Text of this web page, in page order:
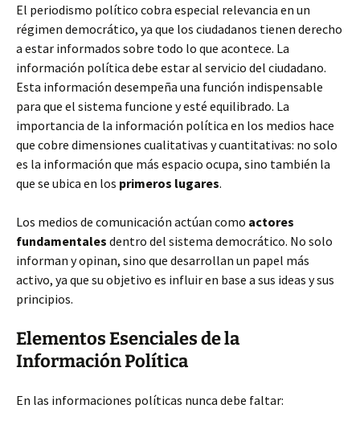
El periodismo político cobra especial relevancia en un
régimen democrático, ya que los ciudadanos tienen derecho
a estar informados sobre todo lo que acontece. La
información política debe estar al servicio del ciudadano.
Esta información desempeña una función indispensable
para que el sistema funcione y esté equilibrado. La
importancia de la información política en los medios hace
que cobre dimensiones cualitativas y cuantitativas: no solo
es la información que más espacio ocupa, sino también la
que se ubica en los primeros lugares.
Los medios de comunicación actúan como actores
fundamentales dentro del sistema democrático. No solo
informan y opinan, sino que desarrollan un papel más
activo, ya que su objetivo es influir en base a sus ideas y sus
principios.
Elementos Esenciales de la
Información Política
En las informaciones políticas nunca debe faltar: